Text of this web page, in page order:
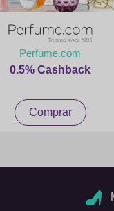
Perfume.com
0.5% Cashback
Comprar